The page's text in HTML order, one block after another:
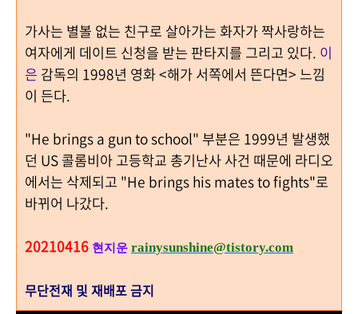
가사는 별볼 없는 친구로 살아가는 화자가 짝사랑하는
여자에게 데이트 신청을 받는 판타지를 그리고 있다. 이
은 감독의 1998년 영화 <해가 서쪽에서 뜬다면> 느낌
이 든다.
"He brings a gun to school" 부분은 1999년 발생했
던 US 콜롬비아 고등학교 총기난사 사건 때문에 라디오
에서는 삭제되고 "He brings his mates to fights"로
바뀌어 나갔다.
20210416 현지운 rainysunshine@tistory.com
무단전재 및 재배포 금지